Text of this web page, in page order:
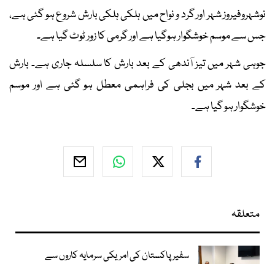
نوشہروفیروز شہر اور گرد و نواح میں ہلکی ہلکی بارش شروع ہو گئی ہے،
جس سے موسم خوشگوار ہوگیا ہے اور گرمی کا زور ٹوٹ گیا ہے۔
جوہی شہر میں تیز آندھی کے بعد بارش کا سلسلہ جاری ہے۔ بارش
کے بعد شہر میں بجلی کی فراہمی معطل ہو گئی ہے اور موسم
خوشگوار ہو گیا ہے۔
متعلقہ
سفیر پاکستان کی امریکی سرمایہ کاروں سے